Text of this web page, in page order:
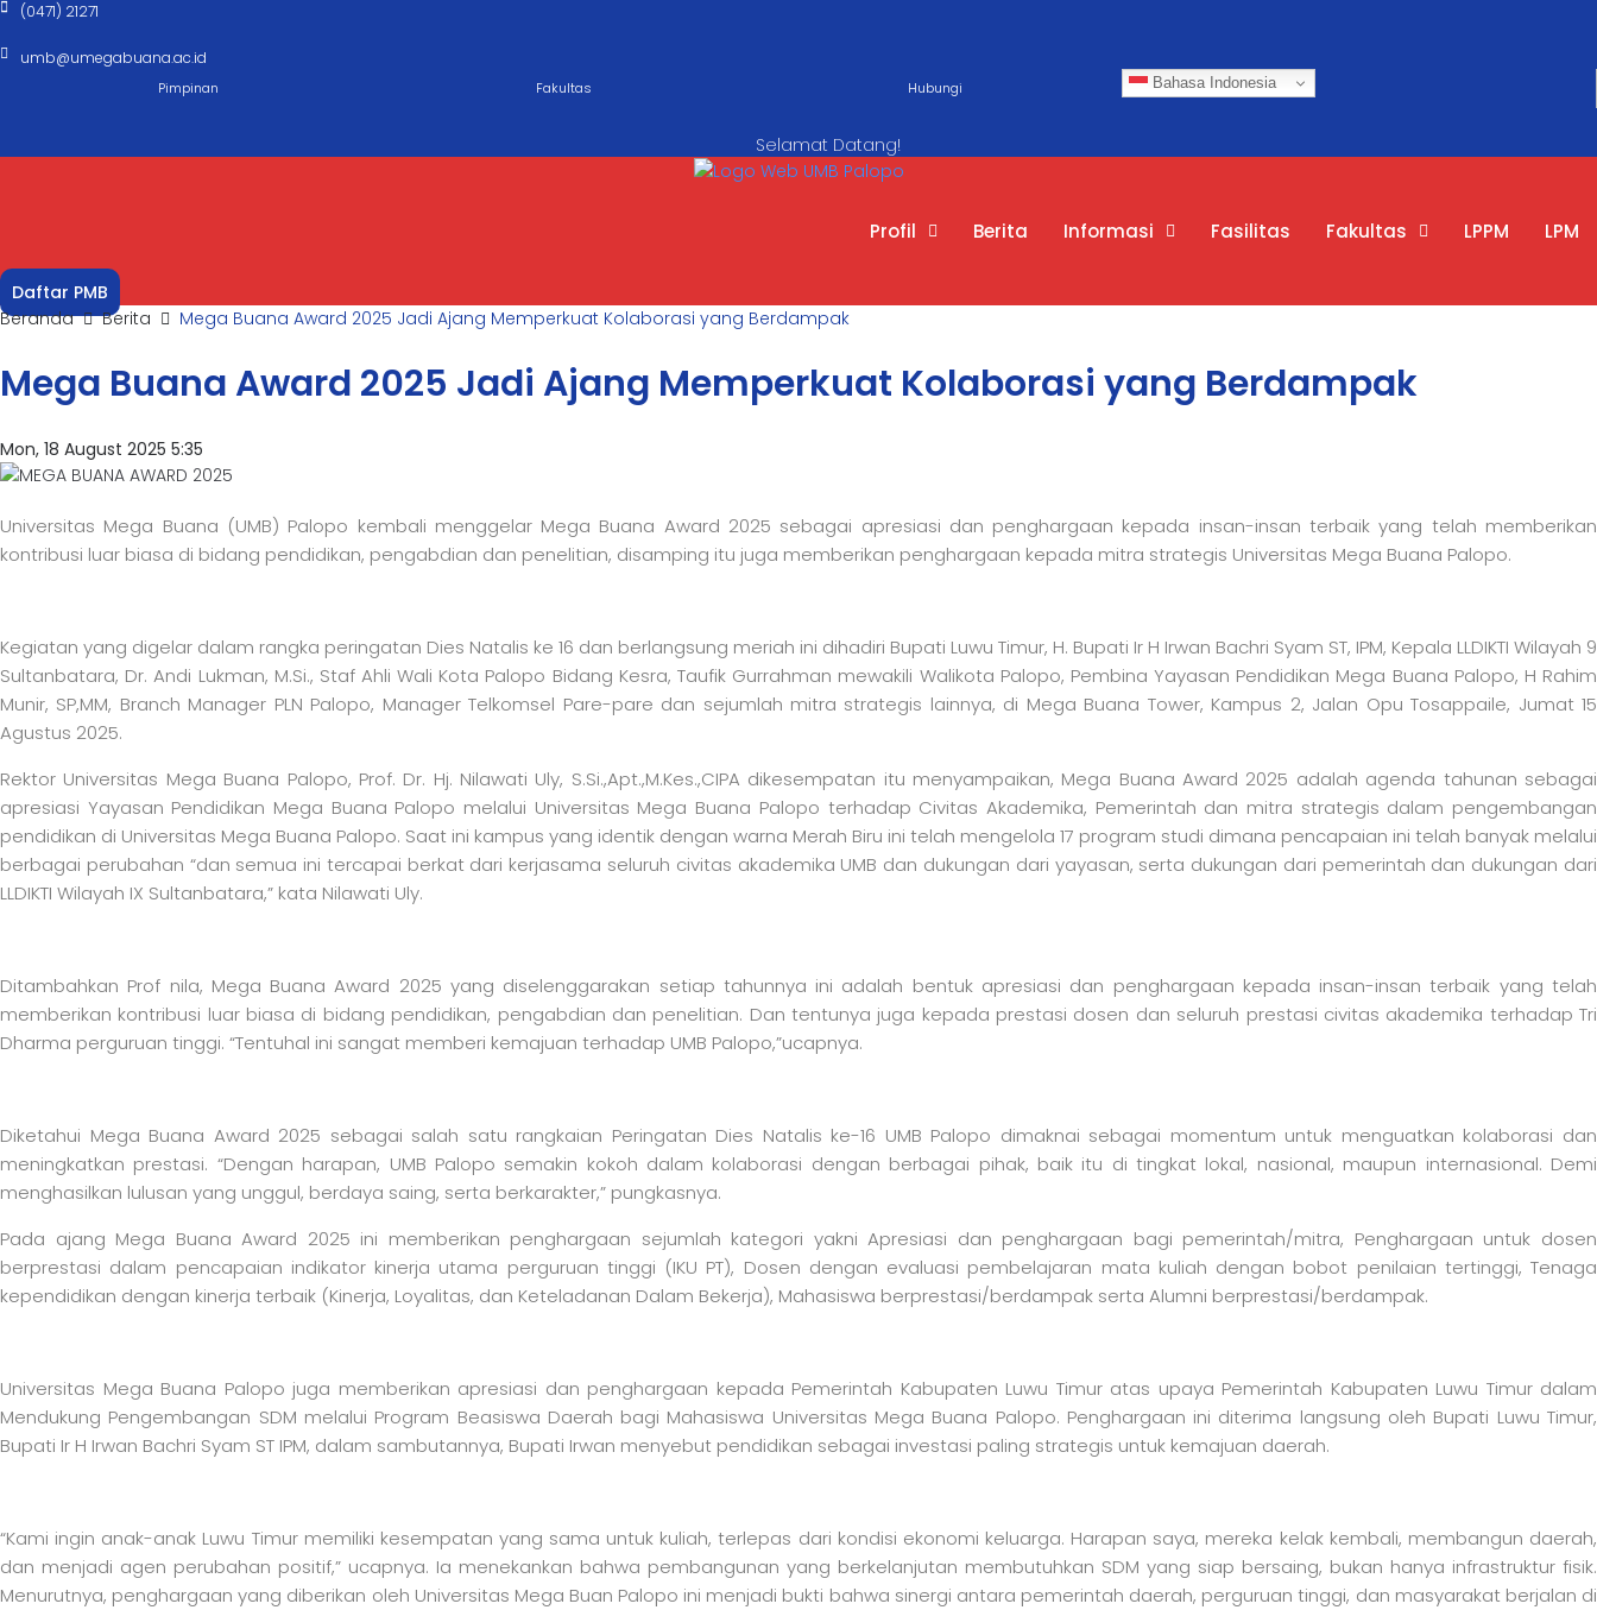
(0471) 21271
umb@umegabuana.ac.id
Pimpinan Fakultas Hubungi Bahasa Indonesia
Selamat Datang!
Profil Berita Informasi Fasilitas Fakultas LPPM LPM
Daftar PMB
Beranda
Berita Mega Buana Award 2025 Jadi Ajang Memperkuat Kolaborasi yang Berdampak
Mega Buana Award 2025 Jadi Ajang Memperkuat Kolaborasi yang Berdampak
Mon, 18 August 2025 5:35
Universitas Mega Buana (UMB) Palopo kembali menggelar Mega Buana Award 2025 sebagai apresiasi dan penghargaan kepada insan-insan terbaik yang telah memberikan
kontribusi luar biasa di bidang pendidikan, pengabdian dan penelitian, disamping itu juga memberikan penghargaan kepada mitra strategis Universitas Mega Buana Palopo.
Kegiatan yang digelar dalam rangka peringatan Dies Natalis ke 16 dan berlangsung meriah ini dihadiri Bupati Luwu Timur, H. Bupati Ir H Irwan Bachri Syam ST, IPM, Kepala LLDIKTI Wilayah 9
Sultanbatara, Dr. Andi Lukman, M.Si., Staf Ahli Wali Kota Palopo Bidang Kesra, Taufik Gurrahman mewakili Walikota Palopo, Pembina Yayasan Pendidikan Mega Buana Palopo, H Rahim
Munir, SP,MM, Branch Manager PLN Palopo, Manager Telkomsel Pare-pare dan sejumlah mitra strategis lainnya, di Mega Buana Tower, Kampus 2, Jalan Opu Tosappaile, Jumat 15
Agustus 2025.
Rektor Universitas Mega Buana Palopo, Prof. Dr. Hj. Nilawati Uly, S.Si.,Apt.,M.Kes.,CIPA dikesempatan itu menyampaikan, Mega Buana Award 2025 adalah agenda tahunan sebagai
apresiasi Yayasan Pendidikan Mega Buana Palopo melalui Universitas Mega Buana Palopo terhadap Civitas Akademika, Pemerintah dan mitra strategis dalam pengembangan
pendidikan di Universitas Mega Buana Palopo. Saat ini kampus yang identik dengan warna Merah Biru ini telah mengelola 17 program studi dimana pencapaian ini telah banyak melalui
berbagai perubahan “dan semua ini tercapai berkat dari kerjasama seluruh civitas akademika UMB dan dukungan dari yayasan, serta dukungan dari pemerintah dan dukungan dari
LLDIKTI Wilayah IX Sultanbatara,” kata Nilawati Uly.
Ditambahkan Prof nila, Mega Buana Award 2025 yang diselenggarakan setiap tahunnya ini adalah bentuk apresiasi dan penghargaan kepada insan-insan terbaik yang telah
memberikan kontribusi luar biasa di bidang pendidikan, pengabdian dan penelitian. Dan tentunya juga kepada prestasi dosen dan seluruh prestasi civitas akademika terhadap Tri
Dharma perguruan tinggi. “Tentuhal ini sangat memberi kemajuan terhadap UMB Palopo,”ucapnya.
Diketahui Mega Buana Award 2025 sebagai salah satu rangkaian Peringatan Dies Natalis ke-16 UMB Palopo dimaknai sebagai momentum untuk menguatkan kolaborasi dan
meningkatkan prestasi. “Dengan harapan, UMB Palopo semakin kokoh dalam kolaborasi dengan berbagai pihak, baik itu di tingkat lokal, nasional, maupun internasional. Demi
menghasilkan lulusan yang unggul, berdaya saing, serta berkarakter,” pungkasnya.
Pada ajang Mega Buana Award 2025 ini memberikan penghargaan sejumlah kategori yakni Apresiasi dan penghargaan bagi pemerintah/mitra, Penghargaan untuk dosen
berprestasi dalam pencapaian indikator kinerja utama perguruan tinggi (IKU PT), Dosen dengan evaluasi pembelajaran mata kuliah dengan bobot penilaian tertinggi, Tenaga
kependidikan dengan kinerja terbaik (Kinerja, Loyalitas, dan Keteladanan Dalam Bekerja), Mahasiswa berprestasi/berdampak serta Alumni berprestasi/berdampak.
Universitas Mega Buana Palopo juga memberikan apresiasi dan penghargaan kepada Pemerintah Kabupaten Luwu Timur atas upaya Pemerintah Kabupaten Luwu Timur dalam
Mendukung Pengembangan SDM melalui Program Beasiswa Daerah bagi Mahasiswa Universitas Mega Buana Palopo. Penghargaan ini diterima langsung oleh Bupati Luwu Timur,
Bupati Ir H Irwan Bachri Syam ST IPM, dalam sambutannya, Bupati Irwan menyebut pendidikan sebagai investasi paling strategis untuk kemajuan daerah.
“Kami ingin anak-anak Luwu Timur memiliki kesempatan yang sama untuk kuliah, terlepas dari kondisi ekonomi keluarga. Harapan saya, mereka kelak kembali, membangun daerah,
dan menjadi agen perubahan positif,” ucapnya. Ia menekankan bahwa pembangunan yang berkelanjutan membutuhkan SDM yang siap bersaing, bukan hanya infrastruktur fisik.
Menurutnya, penghargaan yang diberikan oleh Universitas Mega Buan Palopo ini menjadi bukti bahwa sinergi antara pemerintah daerah, perguruan tinggi, dan masyarakat berjalan di